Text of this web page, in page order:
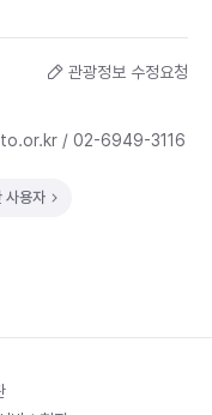
/ 02-6949-3116
관광정보 수정요청
사용자